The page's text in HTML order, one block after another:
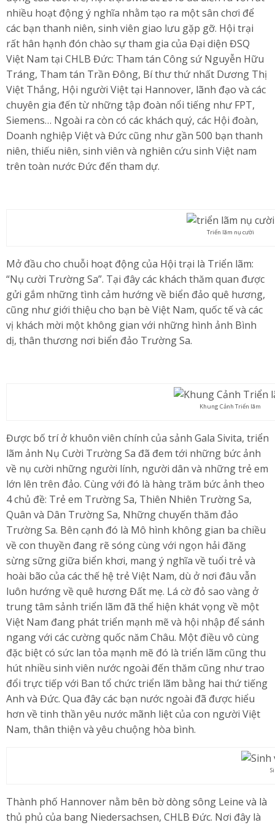
nhiều hoạt động ý nghĩa nhằm tạo ra một sân chơi để
các bạn thanh niên, sinh viên giao lưu gặp gỡ. Hội trại
rất hân hạnh đón chào sự tham gia của Đại diện ĐSQ
Việt Nam tại CHLB Đức: Tham tán Công sứ Nguyễn Hữu
Tráng, Tham tán Trần Đông, Bí thư thứ nhất Dương Thị
Việt Thắng, Hội người Việt tại Hannover, lãnh đạo và các
chuyên gia đến từ những tập đoàn nổi tiếng như FPT,
Siemens… Ngoài ra còn có các khách quý, các Hội đoàn,
Doanh nghiệp Việt và Đức cũng như gần 500 bạn thanh
niên, thiếu niên, sinh viên và nghiên cứu sinh Việt nam
trên toàn nước Đức đến tham dự.
Triển lãm nụ cười
Mở đầu cho chuỗi hoạt động của Hội trại là Triển lãm:
“Nụ cười Trường Sa”. Tại đây các khách thăm quan được
gửi gắm những tình cảm hướng về biển đảo quê hương,
cũng như giới thiệu cho bạn bè Việt Nam, quốc tế và các
vị khách mời một không gian với những hình ảnh Bình
dị, thân thương nơi biển đảo Trường Sa.
Khung Cảnh Triển lãm
Được bố trí ở khuôn viên chính của sảnh Gala Sivita, triển
lãm ảnh Nụ Cười Trường Sa đã đem tới những bức ảnh
về nụ cười những người lính, người dân và những trẻ em
lớn lên trên đảo. Cùng với đó là hàng trăm bức ảnh theo
4 chủ đề: Trẻ em Trường Sa, Thiên Nhiên Trường Sa,
Quân và Dân Trường Sa, Những chuyến thăm đảo
Trường Sa. Bên cạnh đó là Mô hình không gian ba chiều
về con thuyền đang rẽ sóng cùng với ngọn hải đăng
sừng sững giữa biển khơi, mang ý nghĩa về tuổi trẻ và
hoài bão của các thế hệ trẻ Việt Nam, dù ở nơi đâu vẫn
luôn hướng về quê hương Đất mẹ. Lá cờ đỏ sao vàng ở
trung tâm sảnh triển lãm đã thể hiện khát vọng về một
Việt Nam đang phát triển mạnh mẽ và hội nhập để sánh
ngang với các cường quốc năm Châu. Một điều vô cùng
đặc biệt có sức lan tỏa mạnh mẽ đó là triển lãm cũng thu
hút nhiều sinh viên nước ngoài đến thăm cũng như trao
đổi trực tiếp với Ban tổ chức triển lãm bằng hai thứ tiếng
Anh và Đức. Qua đây các bạn nước ngoài đã được hiểu
hơn về tinh thần yêu nước mãnh liệt của con người Việt
Nam, thân thiện và yêu chuộng hòa bình.
Thành phố Hannover nằm bên bờ dòng sông Leine và là
thủ phủ của bang Niedersachsen, CHLB Đức. Nơi đây là